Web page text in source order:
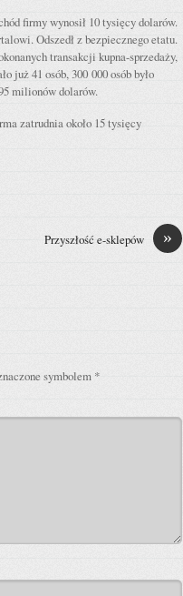
firmy wynosił 10 tysięcy dolarów.
Odszedł z bezpiecznego etatu.
transakcji kupna-sprzedaży,
już 41 osób, 300 000 osób było
milionów dolarów.
zatrudnia około 15 tysięcy
»
Przyszłość e-sklepów
symbolem *